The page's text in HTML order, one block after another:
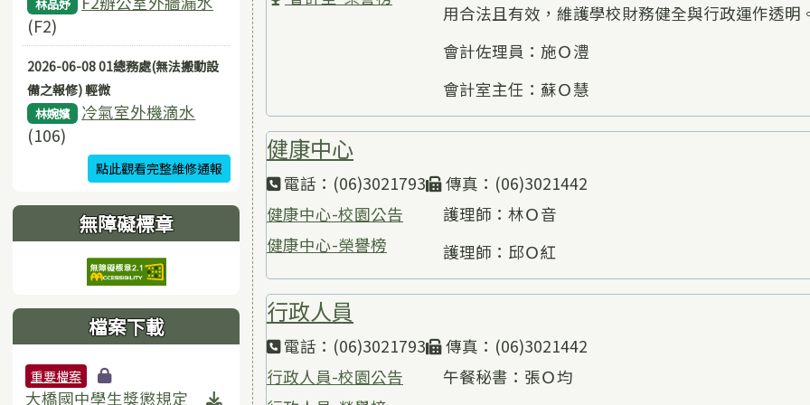
林品妤
(F2)
2026-06-08 01總務處(無法搬動設
備之報修) 輕微
林婉嬪
冷氣室外機滴水
(106)
點此觀看完整維修通報
無障礙標章
檔案下載
檔案列表
重要檔案
大橋國中學生獎懲規定
用合法且有效，維護學校財務健全與行政運作透明
會計佐理員：施Ｏ澧
會計室主任：蘇Ｏ慧
健康中心
電話：(06)3021793
傳真：(06)3021442
健康中心-校園公告
健康中心-榮譽榜
護理師：林Ｏ音
護理師：邱Ｏ紅
行政人員
電話：(06)3021793
傳真：(06)3021442
行政人員-校園公告
午餐秘書：張Ｏ均